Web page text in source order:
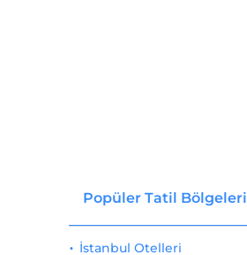
Popüler Tatil Bölgeleri
İstanbul Otelleri